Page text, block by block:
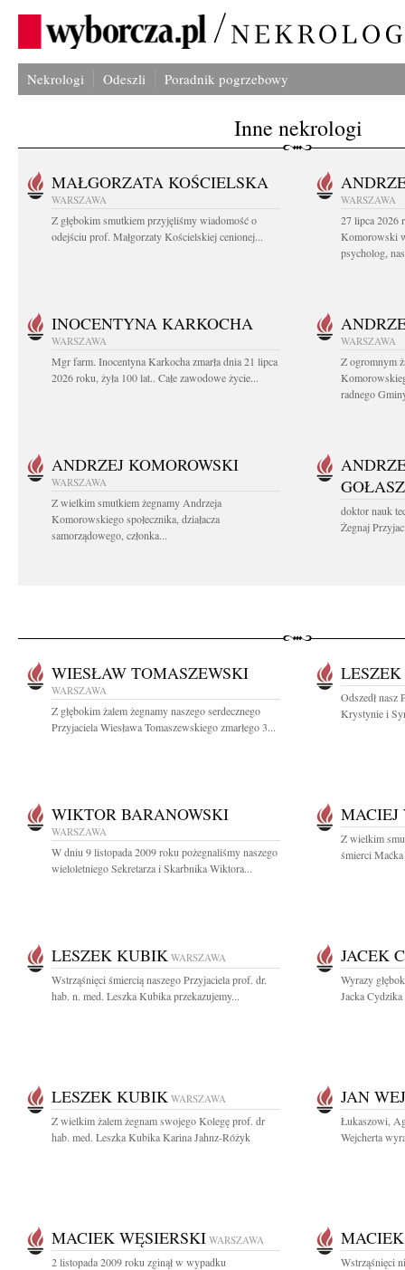
Nekrologi Odeszli Poradnik pogrzebowy
Inne nekrologi
MAŁGORZATA KOŚCIELSKA
WARSZAWA
Z głębokim smutkiem przyjęliśmy wiadomość o
odejściu prof. Małgorzaty Kościelskiej cenionej...
WARSZAWA
27 lipca 2026
Komorowski
psycholog,
INOCENTYNA KARKOCHA
WARSZAWA
Mgr farm. Inocentyna Karkocha zmarła dnia 21 lipca
2026 roku, żyła 100 lat.. Całe zawodowe życie...
WARSZAWA
Z ogromnym
radnego
ANDRZEJ KOMOROWSKI
WARSZAWA
Z wielkim smutkiem żegnamy Andrzeja
Komorowskiego społecznika, działacza
samorządowego, członka...
doktor nauk
Żegnaj
WIESŁAW TOMASZEWSKI
WARSZAWA
Z głębokim żalem żegnamy naszego serdecznego
Przyjaciela Wiesława Tomaszewskiego zmarłego 3...
Odszedł
Krystynie i
WIKTOR BARANOWSKI
WARSZAWA
W dniu 9 listopada 2009 roku pożegnaliśmy naszego
wieloletniego Sekretarza i Skarbnika Wiktora...
MACIEJ
Z wielkim
śmierci
LESZEK KUBIK WARSZAWA
Wstrząśnięci śmiercią naszego Przyjaciela prof. dr.
hab. n. med. Leszka Kubika przekazujemy...
JACEK
Wyrazy
Jacka Cydzika
LESZEK KUBIK WARSZAWA
Z wielkim żalem żegnam swojego Kolegę prof. dr
hab. med. Leszka Kubika Karina Jahnz-Różyk
JAN
Łukaszowi,
Wejcherta
MACIEK WĘSIERSKI WARSZAWA
2 listopada 2009 roku zginął w wypadku
Wstrząśnięci